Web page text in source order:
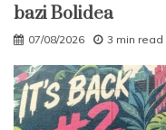
bazi Bolidea
07/08/2026 3 min read